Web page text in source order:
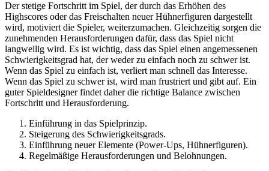
Der stetige Fortschritt im Spiel, der durch das Erhöhen des
Highscores oder das Freischalten neuer Hühnerfiguren dargestellt
wird, motiviert die Spieler, weiterzumachen. Gleichzeitig sorgen die
zunehmenden Herausforderungen dafür, dass das Spiel nicht
langweilig wird. Es ist wichtig, dass das Spiel einen angemessenen
Schwierigkeitsgrad hat, der weder zu einfach noch zu schwer ist.
Wenn das Spiel zu einfach ist, verliert man schnell das Interesse.
Wenn das Spiel zu schwer ist, wird man frustriert und gibt auf. Ein
guter Spieldesigner findet daher die richtige Balance zwischen
Fortschritt und Herausforderung.
Einführung in das Spielprinzip.
Steigerung des Schwierigkeitsgrads.
Einführung neuer Elemente (Power-Ups, Hühnerfiguren).
Regelmäßige Herausforderungen und Belohnungen.